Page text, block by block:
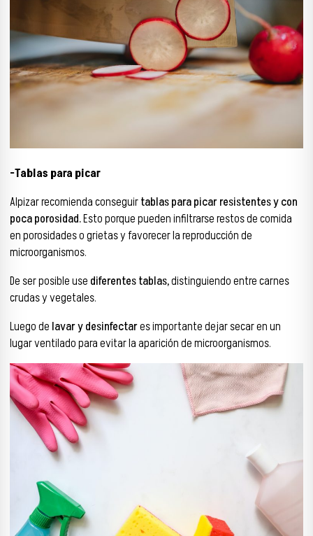
-Tablas para picar
Alpizar recomienda conseguirtablas para picar resistentes y con
poca porosidad.Esto porque pueden infiltrarse restos de comida
en porosidades o grietas y favorecer la reproducción de
microorganismos.
De ser posible use diferentes tablas,distinguiendo entre carnes
crudas y vegetales.
Luego de lavar y desinfectares importante dejar secar en un
lugar ventilado para evitar la aparición de microorganismos.